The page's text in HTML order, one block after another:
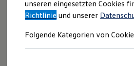
E-Auto-Förderung
Volkswagen Marktplatz
Junge Gebrauchtwagen
unseren eingesetzten Cookies
Richtlinie und unserer
Folgende Kategorien von